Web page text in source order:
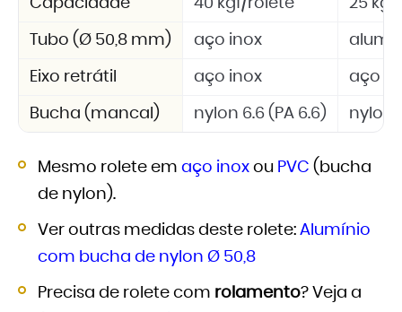
Capacidade 40 kgf/rolete 25
Tubo (Ø 50,8 mm) aço inox
Eixo retrátil aço inox aço
Bucha (mancal) nylon 6.6 (PA 6.6) nylon
Mesmo rolete em aço inox ou PVC (bucha
de nylon).
Ver outras medidas deste rolete: Alumínio
com bucha de nylon Ø 50,8
Precisa de rolete com rolamento? Veja a